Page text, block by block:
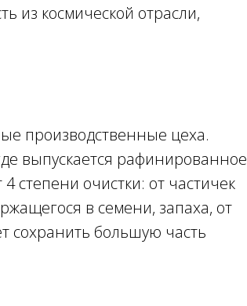
космической отрасли,
производственные цеха.
выпускается рафинированное
степени очистки: от частичек
в семени, запаха, от
сохранить большую часть